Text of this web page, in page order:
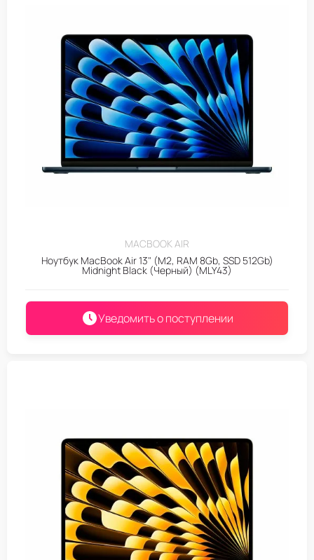
MACBOOK AIR
Ноутбук MacBook Air 13" (M2, RAM 8Gb, SSD 512Gb)
Midnight Black (Черный) (MLY43)
Уведомить о поступлении